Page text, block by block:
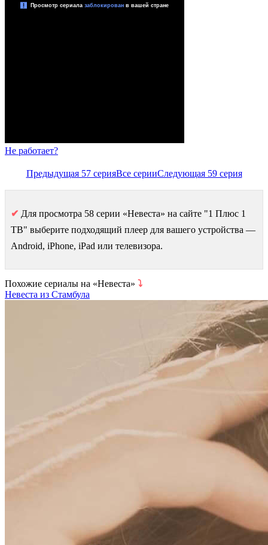
Не работает?
Предыдущая 57 серияВсе серииСледующая 59 серия
✔ Для просмотра 58 серии «Невеста» на сайте "1 Плюс 1
ТВ" выберите подходящий плеер для вашего устройства —
Android, iPhone, iPad или телевизора.
Похожие сериалы на «Невеста» ⤵
Невеста из Стамбула